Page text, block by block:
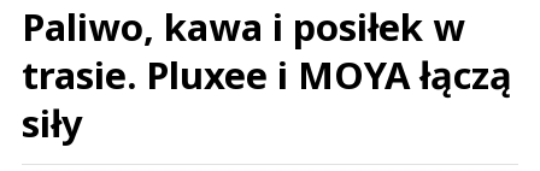
Paliwo, kawa i posiłek w
trasie. Pluxee i MOYA łączą
siły